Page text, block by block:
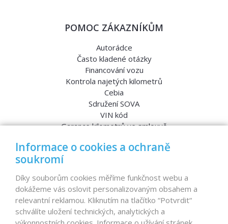
POMOC ZÁKAZNÍKŮM
Autorádce
Často kladené otázky
Financování vozu
Kontrola najetých kilometrů
Cebia
Sdružení SOVA
VIN kód
Garance kilometrů ve smlouvě
Nabídka vozů
Reference
Dovoz aut na míru – pro koho je určen?
Informace o cookies a ochraně
soukromí
Díky souborům cookies měříme funkčnost webu a
dokážeme vás oslovit personalizovaným obsahem a
relevantní reklamou. Kliknutím na tlačítko “Potvrdit“
schválíte uložení technických, analytických a